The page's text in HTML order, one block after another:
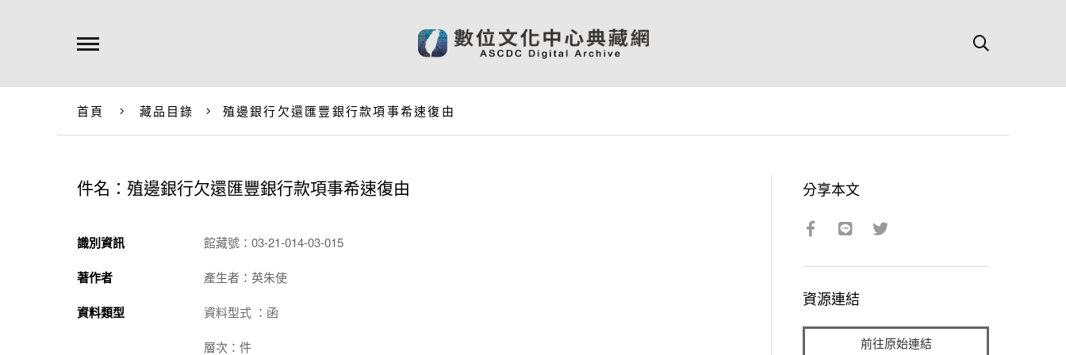
首頁 藏品目錄 殖邊銀行欠還匯豐銀行款項事希速復由
件名：殖邊銀行欠還匯豐銀行款項事希速復由
識別資訊 館藏號：03-21-014-03-015
著作者 產生者：英朱使
資料類型 資料型式 ：函
層次：件
分享本文
資源連結
前往原始連結